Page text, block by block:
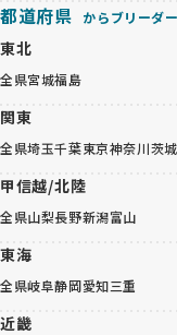
都道府県 からブリーダ
東北
全県宮城福島
関東
全県埼玉千葉東京神奈川茨城
甲信越/北陸
全県山梨長野新潟富山
東海
全県岐阜静岡愛知三重
近畿